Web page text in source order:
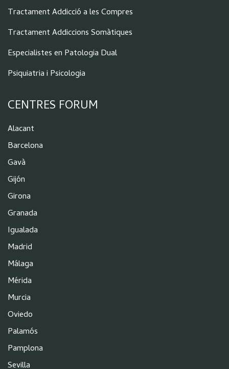
Tractament Addicció a les Compres
Tractament Addiccions Somàtiques
Especialistes en Patologia Dual
Psiquiatria i Psicologia
CENTRES FORUM
Alacant
Barcelona
Gavà
Gijón
Girona
Granada
Igualada
Madrid
Málaga
Mérida
Murcia
Oviedo
Palamós
Pamplona
Sevilla